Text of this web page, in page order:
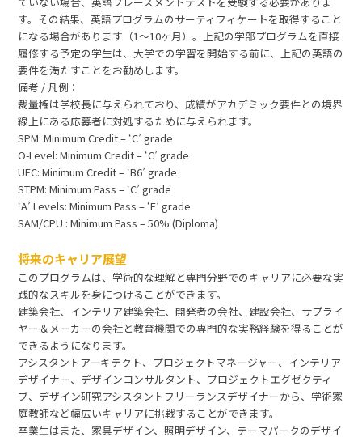
す。その結果、英語プログラムのサーティフィケートを取得すること
になる場合があります（1～10ヶ月）。上記の学部プログラムを直接
履修する予定の学生は、大学での学習を開始する前に、上記の英語の
要件を満たすことをお勧めします。
備考 / 凡例：
裁量権は学校長に与えられており、成績がアカデミック要件との境界
線上にある応募者に対処するために与えられます。
SPM: Minimum Credit – ‘C’ grade
O-Level: Minimum Credit – ‘C’ grade
UEC: Minimum Credit – ‘B6’ grade
STPM: Minimum Pass – ‘C’ grade
‘A’ Levels: Minimum Pass – ‘E’ grade
SAM/CPU : Minimum Pass – 50% (Diploma)
将来のキャリア展望
このプログラムは、学術的な理解と専門分野でのキャリアに必要な実
践的なスキルを身につけることができます。
建築会社、インテリア建築会社、開発者の会社、建設会社、サプライ
ヤー＆メーカーの会社と教育機関での専門的な実務経験を得ることが
できるようになります。
アシスタントアーキテクト、プロジェクトマネージャー、インテリア
デザイナー、デザインコンサルタント、プロジェクトエグゼクティ
ブ、デザイン研究アシスタントフリーランスデザイナーから、学術家
庭教師など幅広いキャリアに挑戦することができます。
卒業生はまた、家具デザイン、照明デザイン、テーマパークのデザイ